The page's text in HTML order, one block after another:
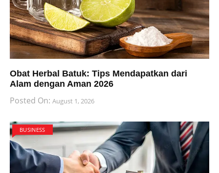
Obat Herbal Batuk: Tips Mendapatkan dari
Alam dengan Aman 2026
Posted On: August 1, 2026
BUSINESS